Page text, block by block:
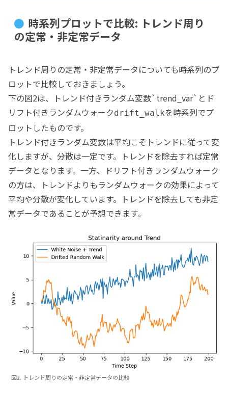
時系列プロットで比較: トレンド周り
の定常・非定常データ
トレンド周りの定常・非定常データについても時系列のプ
ロットで比較しておきましょう。
下の図2は、トレンド付きランダム変数`trend_var`とド
リフト付きランダムウォークdrift_walkを時系列でプ
ロットしたものです。
トレンド付きランダム変数は平均こそトレンドに従って変
化しますが、分散は一定です。トレンドを除去すれば定常
データとなります。一方、ドリフト付きランダムウォーク
の方は、トレンドよりもランダムウォークの効果によって
平均や分散が変化しています。トレンドを除去しても非定
常データであることが予想できます。
図2. トレンド周りの定常・非定常データの比較